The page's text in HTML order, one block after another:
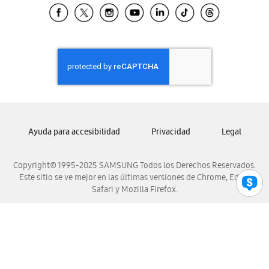
Samsung El Salvador
Samsung Honduras
Samsung Nicaragua
Samsung Panamá
Samsung Venezuela
Copyright© 1995-2025 SAMSUNG Todos los Derechos Reservados.
Este sitio se ve mejor en las últimas versiones de Chrome, Edge,
Safari y Mozilla Firefox.
Ayuda para accesibilidad Privacidad Legal